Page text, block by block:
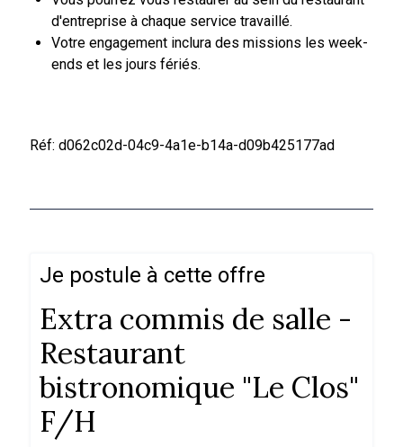
d'entreprise à chaque service travaillé.
Votre engagement inclura des missions les week-
ends et les jours fériés.
Réf: d062c02d-04c9-4a1e-b14a-d09b425177ad
Je postule à cette offre
Extra commis de salle -
Restaurant
bistronomique "Le Clos"
F/H